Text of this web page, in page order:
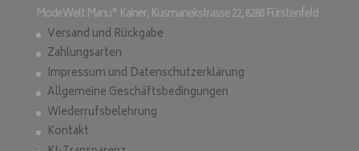
ModeWelt Manu* Kainer, Kusmanekstrasse 22, 8280 Fürstenfeld
Versand und Rückgabe
Zahlungsarten
Impressum und Datenschutzerklärung
Allgemeine Geschäftsbedingungen
Wiederrufsbelehrung
Kontakt